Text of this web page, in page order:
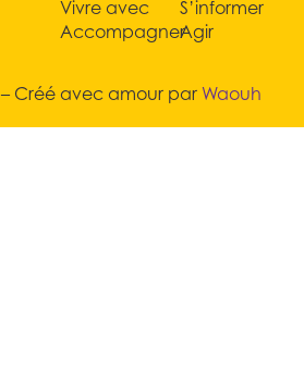
Vivre avec
Accompagner
S’informer
Agir
– Créé avec amour par Waouh